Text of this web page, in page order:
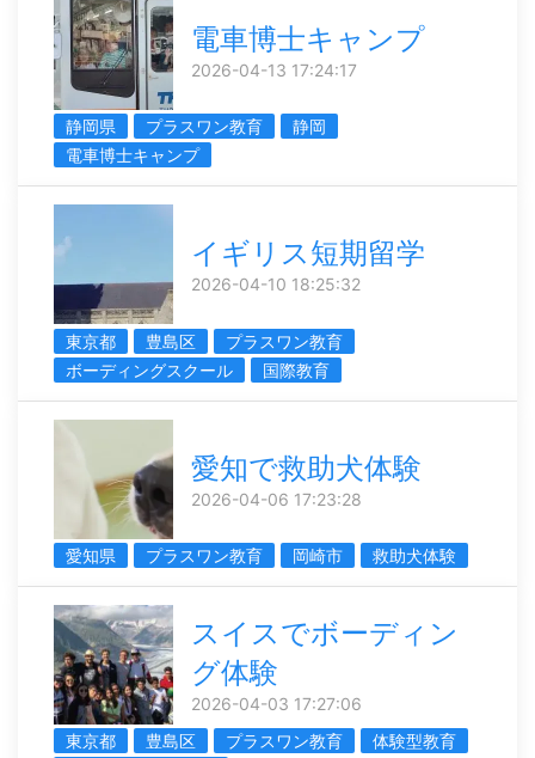
電車博士キャンプ
2026-04-13 17:24:17
静岡県 プラスワン教育
静岡
電車博士キャンプ
イギリス短期留学
2026-04-10 18:25:32
東京都 豊島区
プラスワン教育
ボーディングスクール
国際教育
愛知で救助犬体験
2026-04-06 17:23:28
愛知県 プラスワン教育 岡崎市 救助犬体験
スイスでボーディン
グ体験
2026-04-03 17:27:06
東京都
豊島区 プラスワン教育
体験型教育